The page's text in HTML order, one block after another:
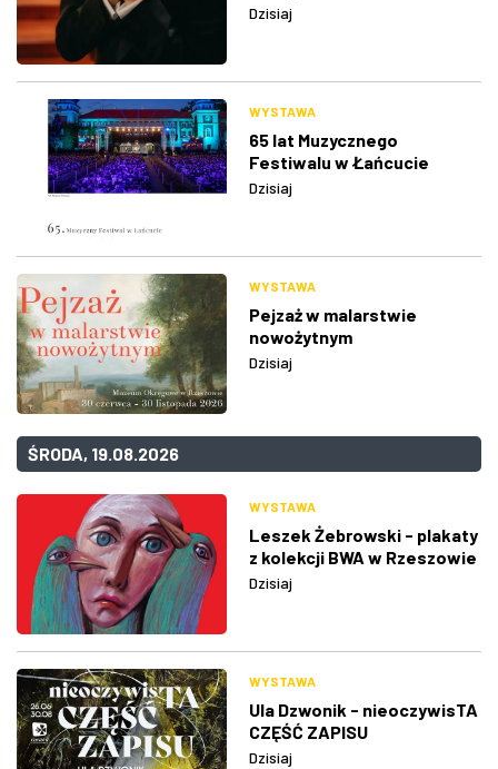
Dzisiaj
WYSTAWA
65 lat Muzycznego
Festiwalu w Łańcucie
Dzisiaj
WYSTAWA
Pejzaż w malarstwie
nowożytnym
Dzisiaj
ŚRODA, 19.08.2026
WYSTAWA
Leszek Żebrowski - plakaty
z kolekcji BWA w Rzeszowie
Dzisiaj
WYSTAWA
Ula Dzwonik - nieoczywisTA
CZĘŚĆ ZAPISU
Dzisiaj